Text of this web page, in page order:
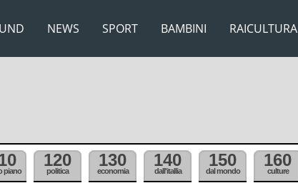
NEWS SPORT BAMBINI RAICULTURA
piano
120
politica
130
economia
140
dall'itallia
150
dal mondo
160
culture